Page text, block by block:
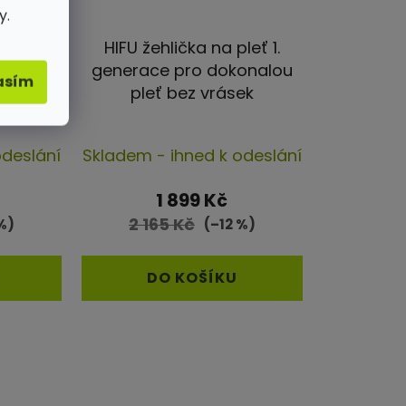
pro
HIFU žehlička na pleť 1.
generace pro dokonalou
pleť bez vrásek
hodnocení
produktu
je
z
5
Skladem - ihned k odeslání
1 899 Kč
2 165 Kč (–12 %)
DO KOŠÍKU